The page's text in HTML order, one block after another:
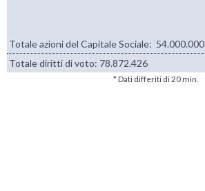
Totale azioni del Capitale Sociale: 54.000.000
Totale diritti di voto: 78.872.426
* Dati differiti di 20 min.